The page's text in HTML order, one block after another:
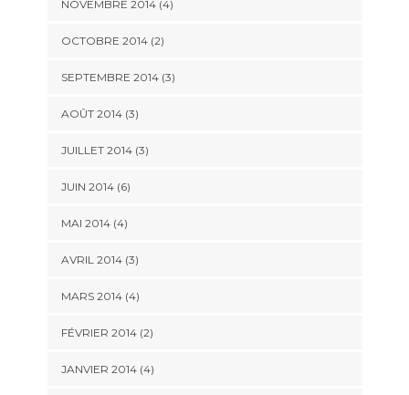
NOVEMBRE 2014(4)
OCTOBRE 2014(2)
SEPTEMBRE 2014(3)
AOÛT 2014(3)
JUILLET 2014(3)
JUIN 2014(6)
MAI 2014(4)
AVRIL 2014(3)
MARS 2014(4)
FÉVRIER 2014(2)
JANVIER 2014(4)